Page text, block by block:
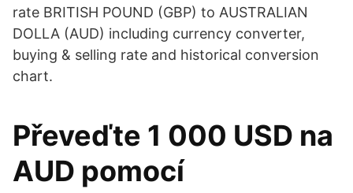
rate BRITISH POUND (GBP) to AUSTRALIAN
DOLLA (AUD) including currency converter,
buying & selling rate and historical conversion
chart.
Převeďte 1 000 USD na
AUD pomocí